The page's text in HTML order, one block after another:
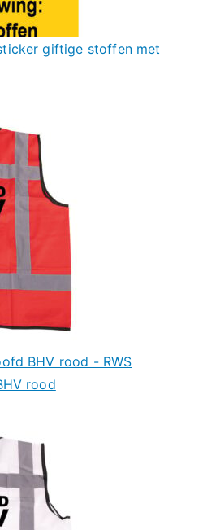
giftige stoffen met
BHV rood - RWS
rood